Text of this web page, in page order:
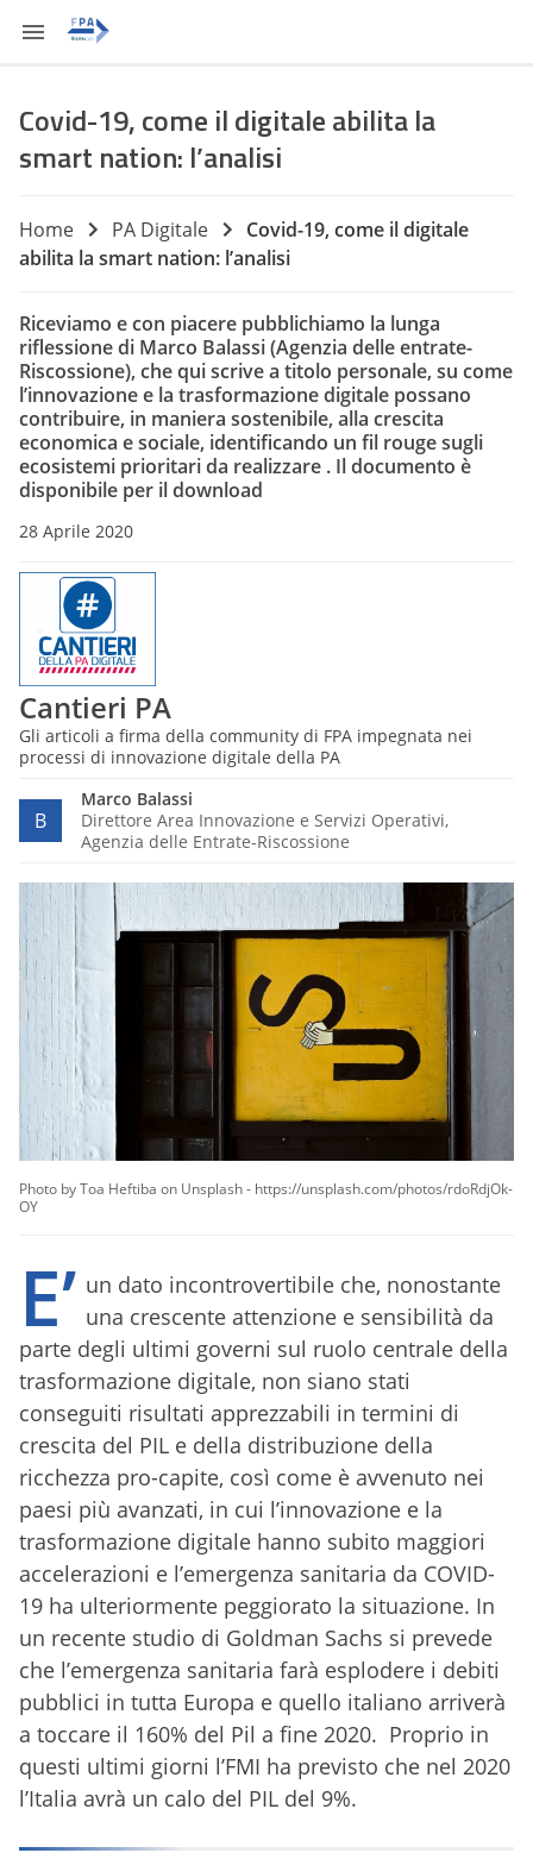
Covid-19, come il digitale abilita la
smart nation: l’analisi
Home PA Digitale
Covid-19, come il digitale
abilita la smart nation: l’analisi
Riceviamo e con piacere pubblichiamo la lunga
riflessione di Marco Balassi (Agenzia delle entrate-
Riscossione), che qui scrive a titolo personale, su come
l’innovazione e la trasformazione digitale possano
contribuire, in maniera sostenibile, alla crescita
economica e sociale, identificando un fil rouge sugli
ecosistemi prioritari da realizzare . Il documento è
disponibile per il download
28 Aprile 2020
Cantieri PA
Gli articoli a firma della community di FPA impegnata nei
processi di innovazione digitale della PA
B
Marco Balassi
Direttore Area Innovazione e Servizi Operativi,
Agenzia delle Entrate-Riscossione
Photo by Toa Heftiba on Unsplash - https://unsplash.com/photos/rdoRdjOk-
OY
E’ un dato incontrovertibile che, nonostante
una crescente attenzione e sensibilità da
parte degli ultimi governi sul ruolo centrale della
trasformazione digitale, non siano stati
conseguiti risultati apprezzabili in termini di
crescita del PIL e della distribuzione della
ricchezza pro-capite, così come è avvenuto nei
paesi più avanzati, in cui l’innovazione e la
trasformazione digitale hanno subito maggiori
accelerazioni e l’emergenza sanitaria da COVID-
19 ha ulteriormente peggiorato la situazione. In
un recente studio di Goldman Sachs si prevede
che l’emergenza sanitaria farà esplodere i debiti
pubblici in tutta Europa e quello italiano arriverà
a toccare il 160% del Pil a fine 2020. Proprio in
questi ultimi giorni l’FMI ha previsto che nel 2020
l’Italia avrà un calo del PIL del 9%.